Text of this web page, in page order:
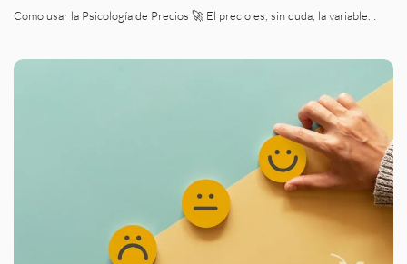
Como usar la Psicología de Precios 🚀 El precio es, sin duda, la variable…